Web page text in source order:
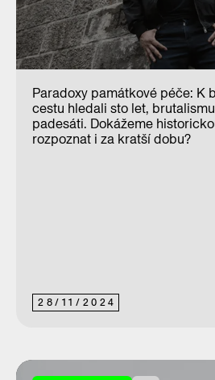
28/ 11/ 2024
Paradoxy památkové péče: K
cestu hledali sto let,
padesáti. Dokážeme
rozpoznat i za kratší dobu?